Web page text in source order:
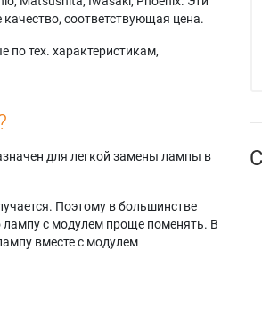
соответствующая цена.
тех. характеристикам,
для легкой замены лампы в
Поэтому в большинстве
с модулем проще поменять. В
вместе с модулем